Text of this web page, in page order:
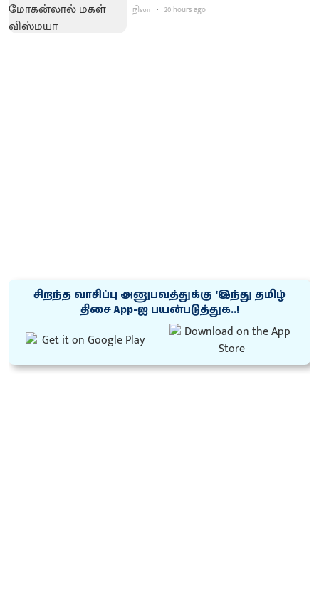
நிலா 20 hours ago
சிறந்த வாசிப்பு அனுபவத்துக்கு ‘இந்து தமிழ்
திசை App-ஐ பயன்படுத்துக..!